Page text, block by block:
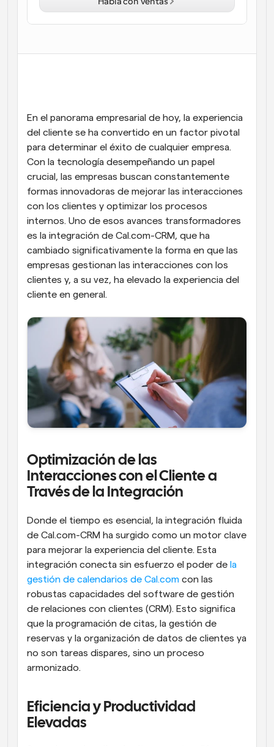
Reúnete con clientes en minutos
Enlaces de Grupo Dinámico
Reserva reuniones de forma fluida con varias personas
Webhooks
Recibe notificaciones cuando ocurra algo
En el panorama empresarial de hoy, la experiencia
del cliente se ha convertido en un factor pivotal
para determinar el éxito de cualquier empresa.
Con la tecnología desempeñando un papel
crucial, las empresas buscan constantemente
formas innovadoras de mejorar las interacciones
con los clientes y optimizar los procesos
internos. Uno de esos avances transformadores
es la integración de Cal.com-CRM, que ha
cambiado significativamente la forma en que las
empresas gestionan las interacciones con los
clientes y, a su vez, ha elevado la experiencia del
cliente en general.
Optimización de las
Interacciones con el Cliente a
Través de la Integración
Donde el tiempo es esencial, la integración fluida
de Cal.com-CRM ha surgido como un motor clave
para mejorar la experiencia del cliente. Esta
integración conecta sin esfuerzo el poder de la
gestión de calendarios de Cal.com con las
robustas capacidades del software de gestión
de relaciones con clientes (CRM). Esto significa
que la programación de citas, la gestión de
reservas y la organización de datos de clientes ya
no son tareas dispares, sino un proceso
armonizado.
Eficiencia y Productividad
Elevadas